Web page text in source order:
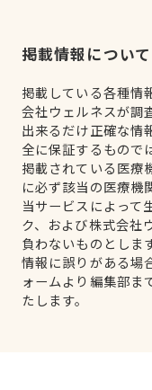
掲載情報について
掲載している各種情
会社ウェルネスが調
出来るだけ正確な情
全に保証するもので
掲載されている医療
に必ず該当の医療機
当サービスによって
ク、および株式会社
負わないものとします
情報に誤りがある場
ォームより編集部ま
たします。